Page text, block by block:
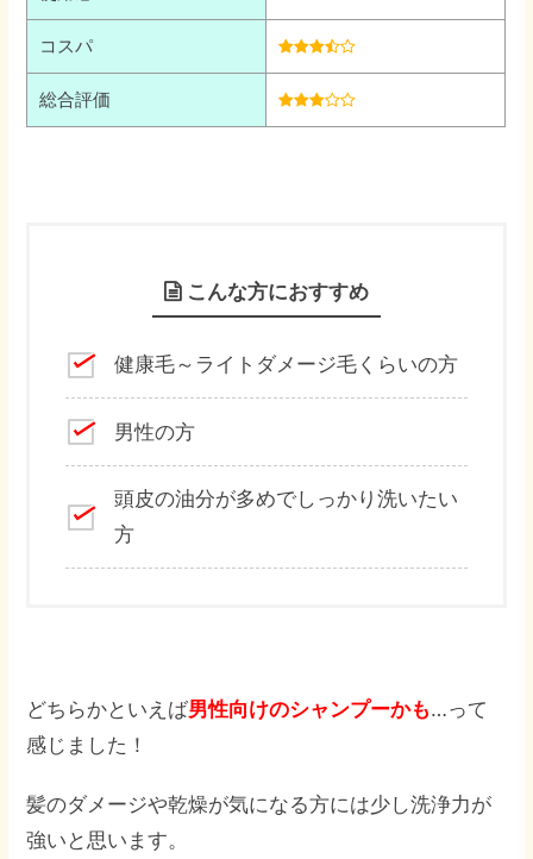
コスパ
総合評価
こんな方におすすめ
健康毛～ライトダメージ毛くらいの方
男性の方
頭皮の油分が多めでしっかり洗いたい
方
どちらかといえば男性向けのシャンプーかも…って
感じました！
髪のダメージや乾燥が気になる方には少し洗浄力が
強いと思います。